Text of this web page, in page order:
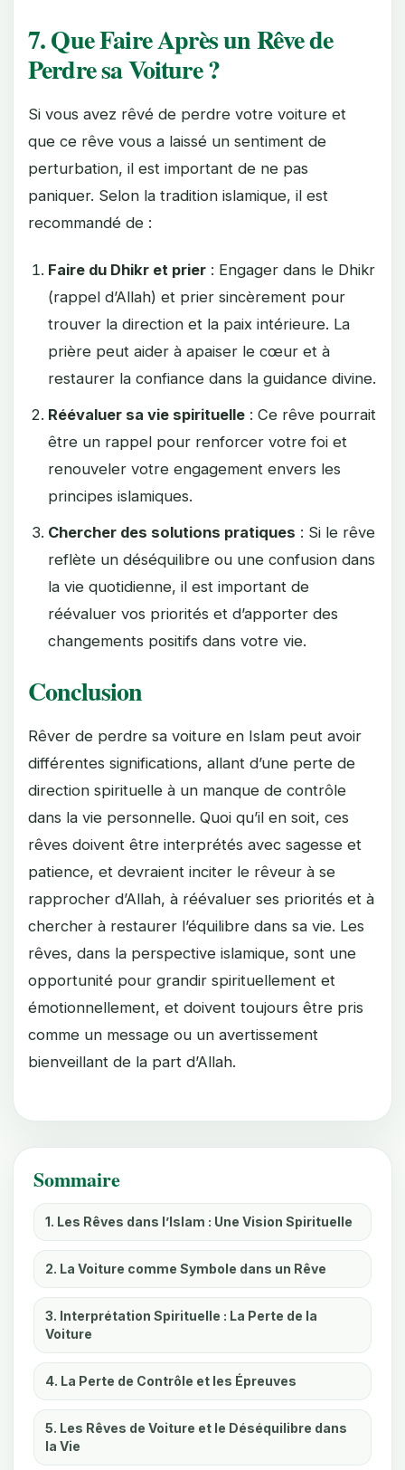
7. Que Faire Après un Rêve de
Perdre sa Voiture ?
Si vous avez rêvé de perdre votre voiture et
que ce rêve vous a laissé un sentiment de
perturbation, il est important de ne pas
paniquer. Selon la tradition islamique, il est
recommandé de :
Faire du Dhikr et prier : Engager dans le Dhikr
(rappel d’Allah) et prier sincèrement pour
trouver la direction et la paix intérieure. La
prière peut aider à apaiser le cœur et à
restaurer la confiance dans la guidance divine.
Réévaluer sa vie spirituelle : Ce rêve pourrait
être un rappel pour renforcer votre foi et
renouveler votre engagement envers les
principes islamiques.
Chercher des solutions pratiques : Si le rêve
reflète un déséquilibre ou une confusion dans
la vie quotidienne, il est important de
réévaluer vos priorités et d’apporter des
changements positifs dans votre vie.
Conclusion
Rêver de perdre sa voiture en Islam peut avoir
différentes significations, allant d’une perte de
direction spirituelle à un manque de contrôle
dans la vie personnelle. Quoi qu’il en soit, ces
rêves doivent être interprétés avec sagesse et
patience, et devraient inciter le rêveur à se
rapprocher d’Allah, à réévaluer ses priorités et à
chercher à restaurer l’équilibre dans sa vie. Les
rêves, dans la perspective islamique, sont une
opportunité pour grandir spirituellement et
émotionnellement, et doivent toujours être pris
comme un message ou un avertissement
bienveillant de la part d’Allah.
Sommaire
1. Les Rêves dans l’Islam : Une Vision Spirituelle
2. La Voiture comme Symbole dans un Rêve
3. Interprétation Spirituelle : La Perte de la
Voiture
4. La Perte de Contrôle et les Épreuves
5. Les Rêves de Voiture et le Déséquilibre dans
la Vie